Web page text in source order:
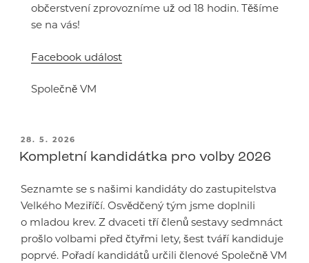
občerstvení zprovozníme už od 18 hodin. Těšíme
se na vás!
Facebook událost
Společně VM
PUBLIKOVÁNO
28. 5. 2026
Kompletní kandidátka pro volby 2026
Seznamte se s našimi kandidáty do zastupitelstva
Velkého Meziříčí. Osvědčený tým jsme doplnili
o mladou krev. Z dvaceti tří členů sestavy sedmnáct
prošlo volbami před čtyřmi lety, šest tváří kandiduje
poprvé. Pořadí kandidátů určili členové Společně VM